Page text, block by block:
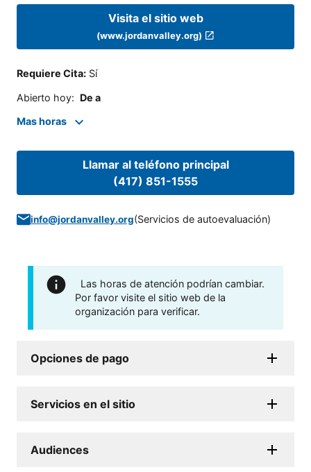
Visita el sitio web
(www.jordanvalley.org)
Requiere Cita: Sí
Abierto hoy: De a
Mas horas
Llamar al teléfono principal
(417) 851-1555
info@jordanvalley.org(Servicios de autoevaluación)
Las horas de atención podrían cambiar.
Por favor visite el sitio web de la
organización para verificar.
Opciones de pago
Servicios en el sitio
Audiences